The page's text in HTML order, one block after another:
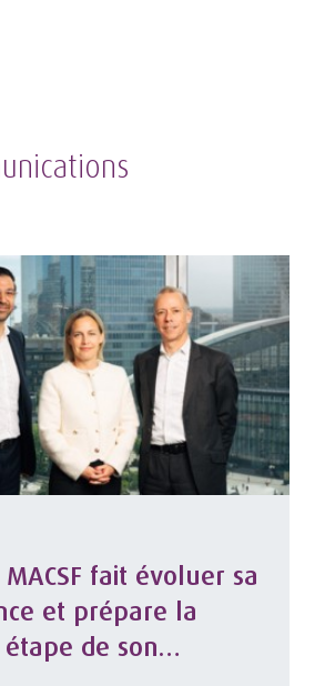
fait évoluer sa
et prépare la
de son